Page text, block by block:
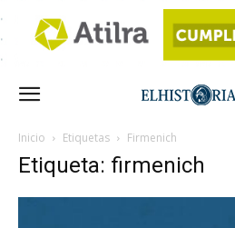
Inicio Etiquetas Firmenich
Etiqueta: firmenich